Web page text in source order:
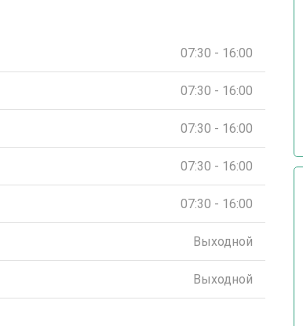
07:30 - 16:00
07:30 - 16:00
07:30 - 16:00
07:30 - 16:00
07:30 - 16:00
Выходной
Выходной